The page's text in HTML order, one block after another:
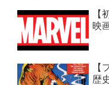
【
映
【
歴